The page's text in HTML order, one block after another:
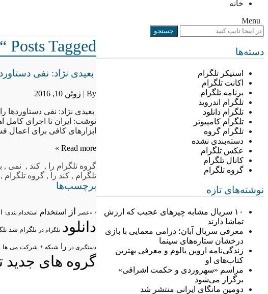
خانه
Menu
دسته‌ها
استیکر تلگرام
اکانت تلگرام
برنامه تلگرام
تلگرام اندروید
تلگرام دانلود
تلگرام کامپیوتر
تلگرام گروه
دسته‌بندی نشده
عکس تلگرام
کانال تلگرام
گروه تلگرام
نوشته‌های تازه
۱۰ سریال مشابه چیزهای عجیب که ارزش
تماشا دارند
معرفی سریال آبان؛ درامی معمایی با بازی
درخشان ستاره‌های سینما
زندگی‌نامه اروین یالوم و معرفی بهترین
کتاب‌های او
مراسم «سهروردی و حکمت اشراقی»
برگزار می‌شود
دومین مانگای ایرانی منتشر شد
Posts Tagged “ کند”
بعیدی نژاد: نفی
By | ژوئن 10, 2016
بعیدی نژاد: نفی
نوشت: ایران تا اجرای کامل
ابزارهای کافی برای
Read more »
گروه تلگرام را , کند , نمی ,
تلگرام , کند را , گروه تلگرام ,
برچسب‌ها
/ «عصر از استخدام استخدام بندی:
دانلود تلگرام در تلگرام شد
دستگیری در را شبکه + شرکت می ها
گروه های جدید